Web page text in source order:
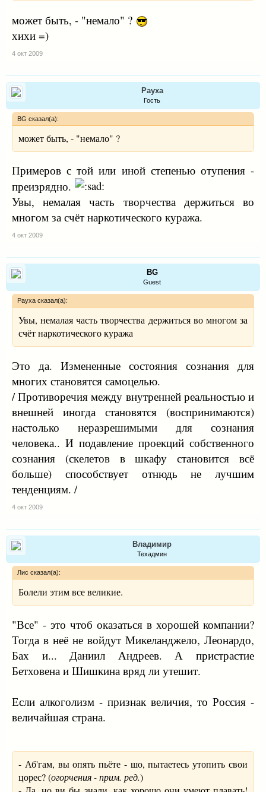
может быть, - "немало" ?
хихи =)
4 окт 2009
Рауха
Гость
BG сказал(а):
может быть, - "немало" ?
Примеров с той или иной степенью отупения -
преизрядно.
Увы, немалая часть творчества держиться во
многом за счёт наркотического куража.
4 окт 2009
BG
Guest
Рауха сказал(а):
Увы, немалая часть творчества держиться во многом за
счёт наркотического куража
Это да. Измененные состояния сознания для
многих становятся самоцелью.
/ Противоречия между внутренней реальностью и
внешней иногда становятся (воспринимаются)
настолько неразрешимыми для сознания
человека.. И подавление проекций собственного
сознания (скелетов в шкафу становится всё
больше) способствует отнюдь не лучшим
тенденциям. /
4 окт 2009
Владимир
Техадмин
Лис сказал(а):
Болели этим все великие.
"Все" - это чтоб оказаться в хорошей компании?
Тогда в неё не войдут Микеланджело, Леонардо,
Бах и... Даниил Андреев. А пристрастие
Бетховена и Шишкина вряд ли утешит.
Если алкоголизм - признак величия, то Россия -
величайшая страна.
- Аб'гам, вы опять пьёте - шо, пытаетесь утопить свои
цорес? (огорчения - прим. ред.)